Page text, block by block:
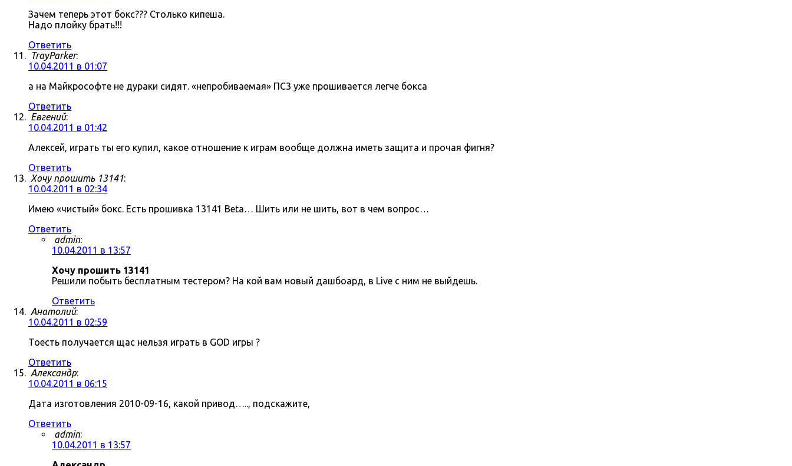
Зачем теперь этот бокс??? Столько кипеша.
Надо плойку брать!!!
Ответить
TrayParker:
10.04.2011 в 01:07
а на Майкрософте не дураки сидят. «непробиваемая» ПС3 уже прошивается легче бокса
Ответить
Евгений:
10.04.2011 в 01:42
Алексей, играть ты его купил, какое отношение к играм вообще должна иметь защита и прочая фигня?
Ответить
Хочу прошить 13141:
10.04.2011 в 02:34
Имею «чистый» бокс. Есть прошивка 13141 Beta… Шить или не шить, вот в чем вопрос…
Ответить
admin:
10.04.2011 в 13:57
Хочу прошить 13141
Решили побыть бесплатным тестером? На кой вам новый дашбоард, в Live с ним не выйдешь.
Ответить
Анатолий:
10.04.2011 в 02:59
Тоесть получается щас нельзя играть в GOD игры ?
Ответить
Александр:
10.04.2011 в 06:15
Дата изготовления 2010-09-16, какой привод….., подскажите,
Ответить
admin:
10.04.2011 в 13:57